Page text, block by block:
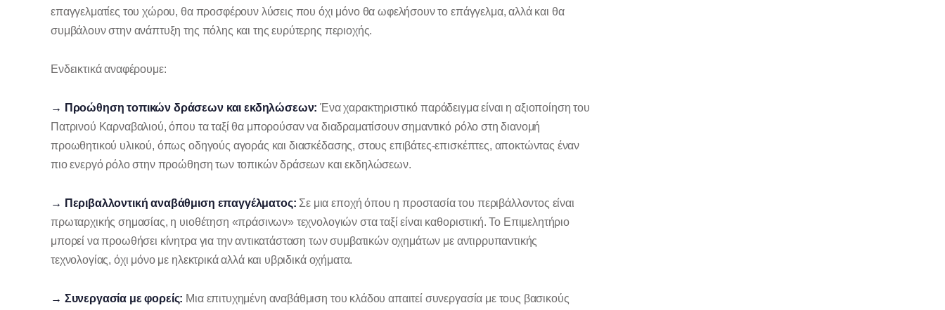
επαγγελματίες του χώρου, θα προσφέρουν λύσεις που όχι μόνο θα ωφελήσουν το επάγγελμα, αλλά και θα
συμβάλουν στην ανάπτυξη της πόλης και της ευρύτερης περιοχής.
Ενδεικτικά αναφέρουμε:
→ Προώθηση τοπικών δράσεων και εκδηλώσεων: Ένα χαρακτηριστικό παράδειγμα είναι η αξιοποίηση του
Πατρινού Καρναβαλιού, όπου τα ταξί θα μπορούσαν να διαδραματίσουν σημαντικό ρόλο στη διανομή
προωθητικού υλικού, όπως οδηγούς αγοράς και διασκέδασης, στους επιβάτες-επισκέπτες, αποκτώντας έναν
πιο ενεργό ρόλο στην προώθηση των τοπικών δράσεων και εκδηλώσεων.
→ Περιβαλλοντική αναβάθμιση επαγγέλματος: Σε μια εποχή όπου η προστασία του περιβάλλοντος είναι
πρωταρχικής σημασίας, η υιοθέτηση «πράσινων» τεχνολογιών στα ταξί είναι καθοριστική. Το Επιμελητήριο
μπορεί να προωθήσει κίνητρα για την αντικατάσταση των συμβατικών οχημάτων με αντιρρυπαντικής
τεχνολογίας, όχι μόνο με ηλεκτρικά αλλά και υβριδικά οχήματα.
→ Συνεργασία με φορείς: Μια επιτυχημένη αναβάθμιση του κλάδου απαιτεί συνεργασία με τους βασικούς